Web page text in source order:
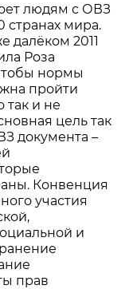
людям с ОВЗ
странах мира.
далёком 2011
Роза
нормы
пройти
так и не
цель так
документа –
Конвенция
участия
и
прав